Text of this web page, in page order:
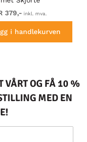
379,- inkl. mva.
i handlekurven
VÅRT OG FÅ 10 %
MED EN